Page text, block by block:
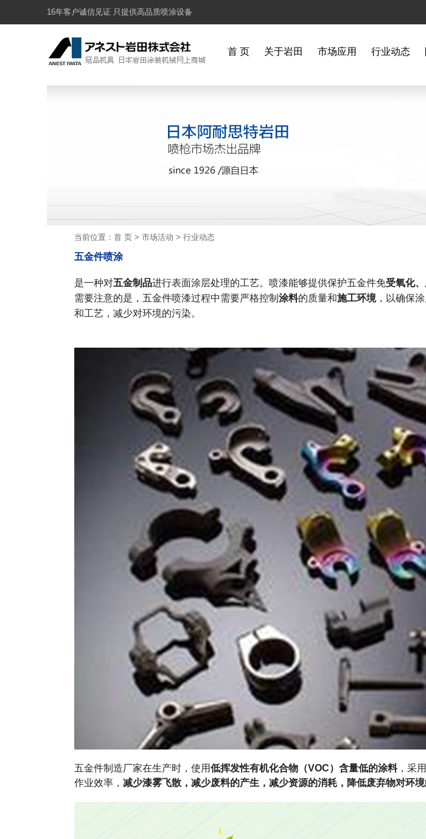
16年客户诚信见证 只提供高品质喷涂设备
首 页 关于岩田 市场应用 行业动态
当前位置： 首 页 > 市场活动 > 行业动态
五金件喷涂
是一种对五金制品进行表面涂层处理的工艺。喷漆能够提供保护五金件免受氧化
需要注意的是，五金件喷漆过程中需要严格控制 涂料的质量和施工环境，以确保
和工艺，减少对环境的污染。
五金件制造厂家在生产时，使用低挥发性有机化合物（VOC）含量低的涂料，采
作业效率， 减少漆雾飞散，减少废料的产生，减少资源的消耗，降低废弃物对环